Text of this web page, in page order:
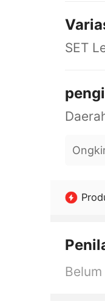
SET